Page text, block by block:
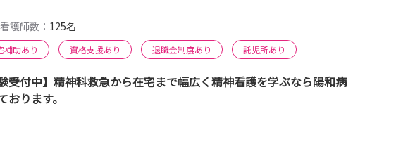
看護師数： 125名
補助あり 資格支援あり 退職金制度あり 託児所あり
受付中】精神科救急から在宅まで幅広く精神看護を学ぶなら陽和病
ります。